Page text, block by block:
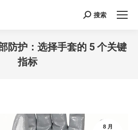
Search:
搜索
防护：选择手套的 5 个关键
指标
8 月